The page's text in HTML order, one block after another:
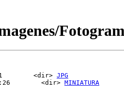
<dir> JPG
<dir> MINIATURA